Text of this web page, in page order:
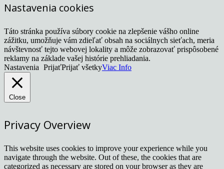
Nastavenia cookies
Táto stránka používa súbory cookie na zlepšenie vášho online
zážitku, umožňuje vám zdieľať obsah na sociálnych sieťach, meria
návštevnosť tejto webovej lokality a môže zobrazovať prispôsobené
reklamy na základe vašej histórie prehliadania.
Nastavenia PrijaťPrijať všetkyViac Info
Close
Privacy Overview
This website uses cookies to improve your experience while you
navigate through the website. Out of these, the cookies that are
categorized as necessary are stored on your browser as they are